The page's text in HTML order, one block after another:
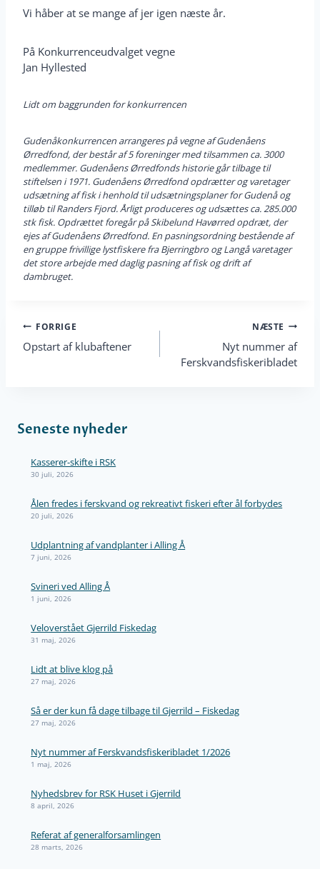
Vi håber at se mange af jer igen næste år.
På Konkurrenceudvalget vegne
Jan Hyllested
Lidt om baggrunden for konkurrencen
Gudenåkonkurrencen arrangeres på vegne af Gudenåens
Ørredfond, der består af 5 foreninger med tilsammen ca. 3000
medlemmer. Gudenåens Ørredfonds historie går tilbage til
stiftelsen i 1971. Gudenåens Ørredfond opdrætter og varetager
udsætning af fisk i henhold til udsætningsplaner for Gudenå og
tilløb til Randers Fjord. Årligt produceres og udsættes ca. 285.000
stk fisk. Opdrættet foregår på Skibelund Havørred opdræt, der
ejes af Gudenåens Ørredfond. En pasningsordning bestående af
en gruppe frivillige lystfiskere fra Bjerringbro og Langå varetager
det store arbejde med daglig pasning af fisk og drift af
dambruget.
Indlægsnavigation
FORRIGE
Opstart af klubaftener
NÆSTE
Nyt nummer af
Ferskvandsfiskeribladet
Seneste nyheder
Kasserer-skifte i RSK
30 juli, 2026
Ålen fredes i ferskvand og rekreativt fiskeri efter ål forbydes
20 juli, 2026
Udplantning af vandplanter i Alling Å
7 juni, 2026
Svineri ved Alling Å
1 juni, 2026
Veloverstået Gjerrild Fiskedag
31 maj, 2026
Lidt at blive klog på
27 maj, 2026
Så er der kun få dage tilbage til Gjerrild – Fiskedag
27 maj, 2026
Nyt nummer af Ferskvandsfiskeribladet 1/2026
1 maj, 2026
Nyhedsbrev for RSK Huset i Gjerrild
8 april, 2026
Referat af generalforsamlingen
28 marts, 2026